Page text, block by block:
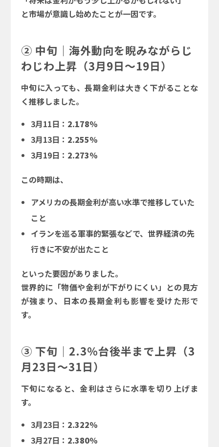
と市場が意識し始めたことが一因です。
② 中旬｜海外動向を睨みながらじ
わじわ上昇（3月9日～19日）
中旬に入っても、長期金利は大きく下がることな
く推移しました。
3月11日： 2.178％
3月13日： 2.255％
3月19日： 2.273％
この時期は、
アメリカの長期金利が高い水準で推移していた
こと
イランを巡る軍事的緊張などで、世界経済の先
行きに不安が出たこと
といった要因がありました。
世界的に「物価や金利が下がりにくい」との見方
が強まり、日本の長期金利も影響を受けた形で
す。
③ 下旬｜2.3％台後半まで上昇（3
月23日～31日）
下旬になると、金利はさらに水準を切り上げま
す。
3月23日： 2.322％
3月27日： 2.380％